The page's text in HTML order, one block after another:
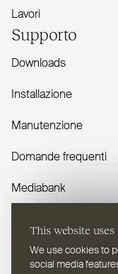
This website uses
We use cookies to
social media
Lavori
Supporto
Downloads
Installazione
Manutenzione
Domande frequenti
Mediabank